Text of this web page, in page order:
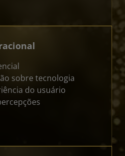
sobre tecnologia
do usuário